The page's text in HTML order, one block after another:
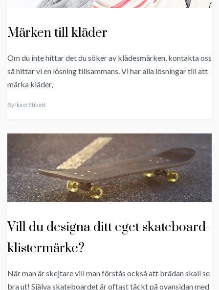
Märken till kläder
Om du inte hittar det du söker av klädesmärken, kontakta oss
så hittar vi en lösning tillsammans. Vi har alla lösningar till att
märka kläder,
By Ikast Etikett
Vill du designa ditt eget skateboard-
klistermärke?
När man är skejtare vill man förstås också att brädan skall se
bra ut! Själva skateboardet är oftast täckt på ovansidan med